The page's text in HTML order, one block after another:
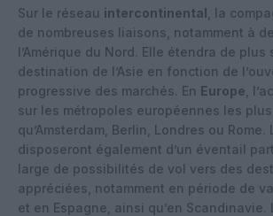
Sur le réseau intercontinental , la
de nombreuses liaisons, notamment à
l’Amérique du Nord. Elle étendra de plus
destination de l’Asie en fonction de
progressive des marchés. En Europe ,
sur les métropoles européennes les
qu’Amsterdam, Berlin, Londres ou
disposeront également d’un éventail
large de possibilités de vol vers des
appréciées, notamment en période de
et en Espagne, ainsi qu’en Scandinavie.